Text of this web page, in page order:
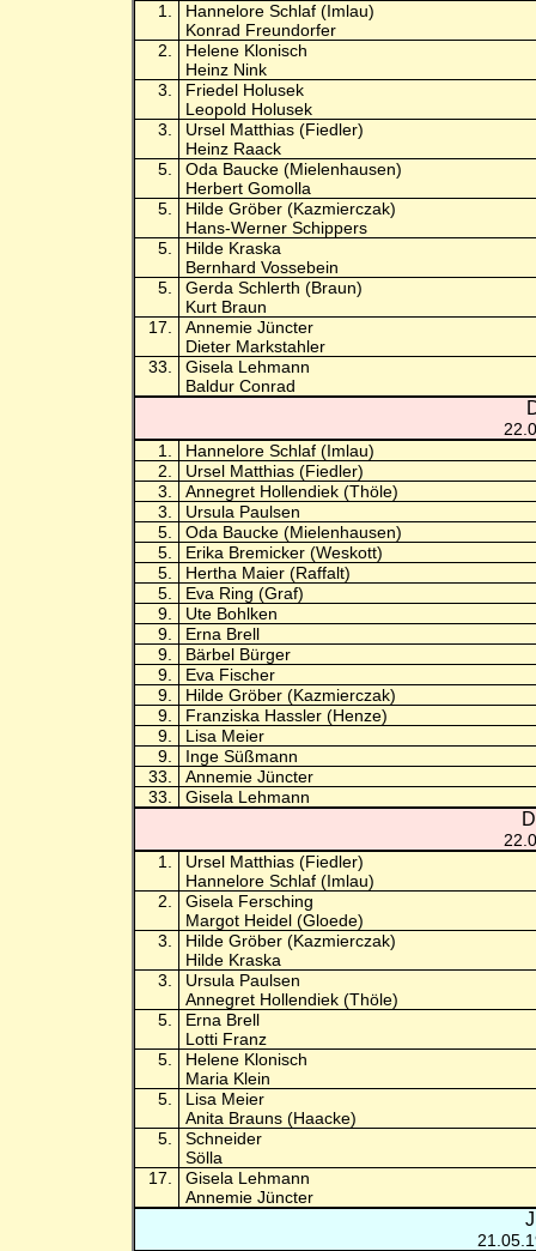
1.
Hannelore Schlaf (Imlau)
Konrad Freundorfer
2.
Helene Klonisch
Heinz Nink
3.
Friedel Holusek
Leopold Holusek
3.
Ursel Matthias (Fiedler)
Heinz Raack
5.
Oda Baucke (Mielenhausen)
Herbert Gomolla
5.
Hilde Gröber (Kazmierczak)
Hans-Werner Schippers
5.
Hilde Kraska
Bernhard Vossebein
5.
Gerda Schlerth (Braun)
Kurt Braun
17.
Annemie Jüncter
Dieter Markstahler
33.
Gisela Lehmann
Baldur Conrad
1.
Hannelore Schlaf (Imlau)
2.
Ursel Matthias (Fiedler)
3.
Annegret Hollendiek (Thöle)
3.
Ursula Paulsen
5.
Oda Baucke (Mielenhausen)
5.
Erika Bremicker (Weskott)
5.
Hertha Maier (Raffalt)
5.
Eva Ring (Graf)
9.
Ute Bohlken
9.
Erna Brell
9.
Bärbel Bürger
9.
Eva Fischer
9.
Hilde Gröber (Kazmierczak)
9.
Franziska Hassler (Henze)
9.
Lisa Meier
9.
Inge Süßmann
33.
Annemie Jüncter
33.
Gisela Lehmann
1.
Ursel Matthias (Fiedler)
Hannelore Schlaf (Imlau)
2.
Gisela Fersching
Margot Heidel (Gloede)
3.
Hilde Gröber (Kazmierczak)
Hilde Kraska
3.
Ursula Paulsen
Annegret Hollendiek (Thöle)
5.
Erna Brell
Lotti Franz
5.
Helene Klonisch
Maria Klein
5.
Lisa Meier
Anita Brauns (Haacke)
5.
Schneider
Sölla
17.
Gisela Lehmann
Annemie Jüncter